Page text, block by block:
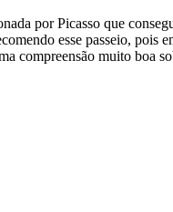
por Picasso que
esse passeio, pois
compreensão muito boa